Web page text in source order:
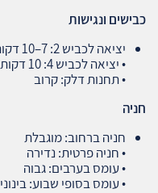
כבישים ונגישות
יציאה לכביש 2: 7–10 דקות
• יציאה לכביש 4: 10 דקות
• תחנות דלק: קרוב
חניה
חניה ברחוב: מוגבלת
• חניה פרטית: נדירה
• עומס בערבים: גבוה
• עומס בסופי שבוע: בינוני